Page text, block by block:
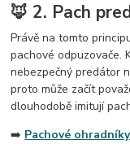
🦊 2. Pach
Právě na tomto
pachové odpuzovače.
nebezpečný predátor
proto může začít
dlouhodobě imitují
➡️ Pachové